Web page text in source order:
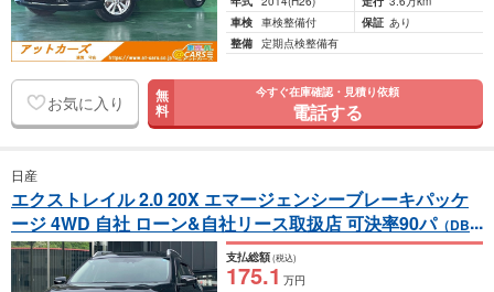
車検 車検整備付 保証 あり
整備 定期点検整備有
お気に入り 無
料
今すぐ在庫確認・見積り依頼
電話する
日産
エクストレイル 2.0 20X エマージェンシーブレーキパッケ
ージ 4WD 自社 ローン&自社リース取扱店 可決率90パ（DBA
-NT32）
支払総額(税込)
175.1 万円